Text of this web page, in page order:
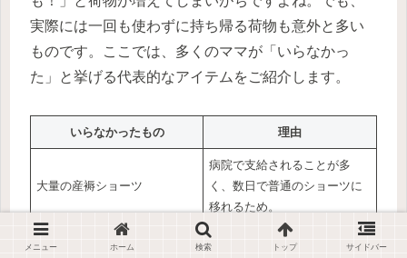
実際には一回も使わずに持ち帰る荷物も意外と多い
ものです。ここでは、多くのママが「いらなかっ
た」と挙げる代表的なアイテムをご紹介します。
いらなかったもの 理由
大量の産褥ショーツ
病院で支給されることが多
く、数日で普通のショーツに
移れるため。
赤ちゃんの世話と自分の回復
メニュー ホーム 検索 トップ サイドバー